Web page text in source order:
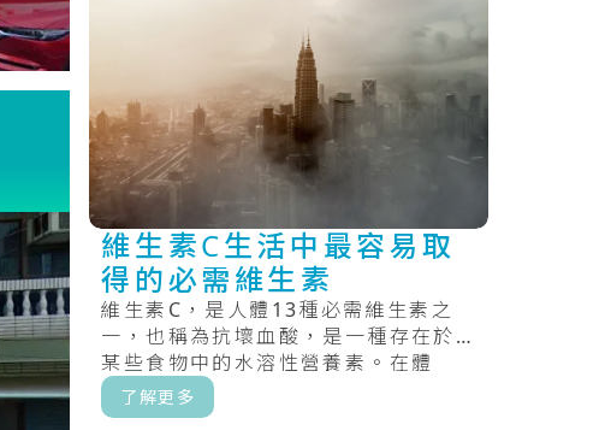
維生素C生活中最容易取
得的必需維生素
維生素C，是人體13種必需維生素之
一，也稱為抗壞血酸，是一種存在於
某些食物中的水溶性營養素。在體
內，它充當抗氧化劑，幫助保護細胞
免受自由.....
了解更多